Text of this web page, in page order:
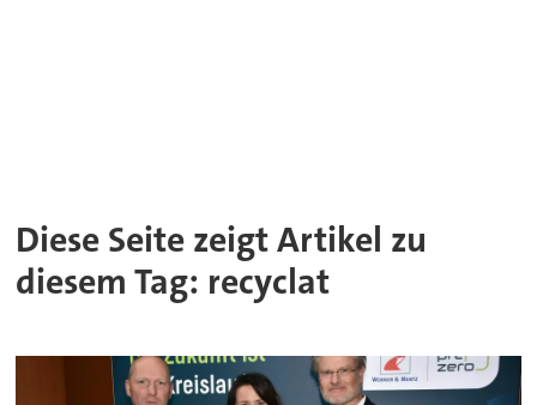
Diese Seite zeigt Artikel zu
diesem Tag: recyclat